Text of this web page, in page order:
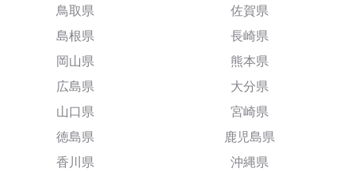
鳥取県
島根県
岡山県
広島県
山口県
徳島県
香川県
佐賀県
長崎県
熊本県
大分県
宮崎県
鹿児島県
沖縄県